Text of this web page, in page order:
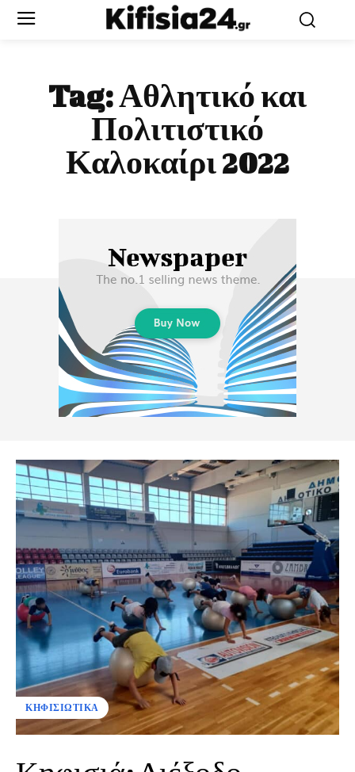
Tag:Αθλητικό και
Πολιτιστικό
Καλοκαίρι 2022
ΚΗΦΙΣΙΩΤΙΚΑ